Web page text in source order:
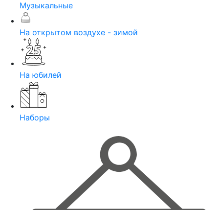
Музыкальные
На открытом воздухе - зимой
На юбилей
Наборы